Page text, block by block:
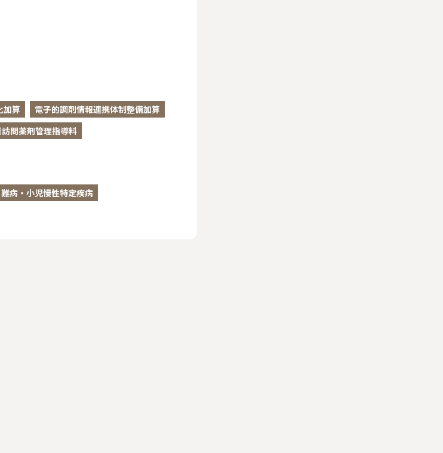
加算
電子的調剤情報連携体制整備加算
問薬剤管理指導料
難病・小児慢性特定疾病